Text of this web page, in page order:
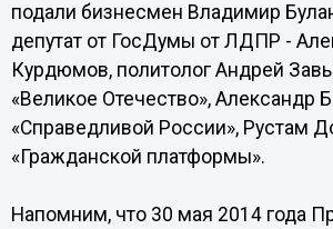
подали бизнесмен Владимир
депутат от ГосДумы от ЛДПР -
Курдюмов, политолог Андрей
«Великое Отечество», Александр
«Справедливой России», Рустам
«Гражданской платформы».
Напомним, что 30 мая 2014 года